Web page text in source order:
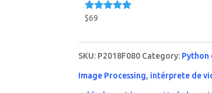
Rated
$69
SKU: P2018F080 Category: Python
Image Processing, intérprete de